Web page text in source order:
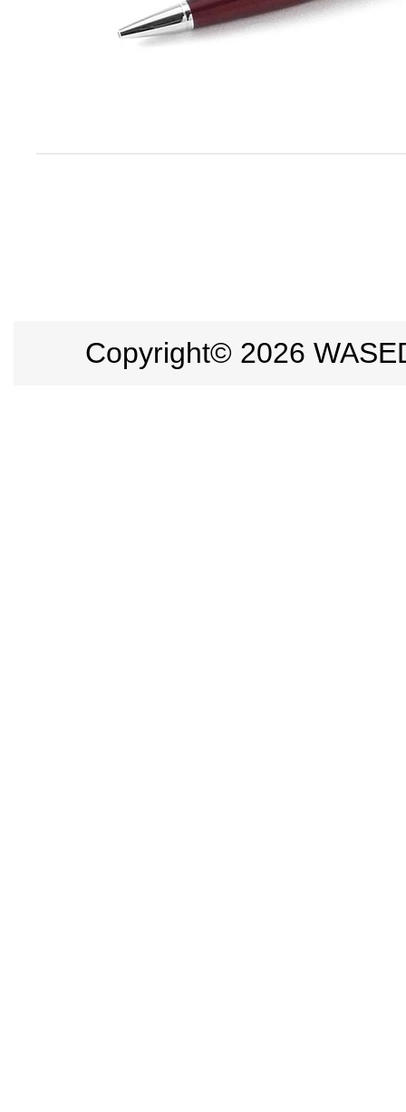
Copyright© 2026